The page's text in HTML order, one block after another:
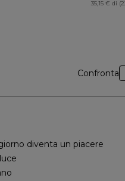
35,15 € di
Confronta
diventa un piacere